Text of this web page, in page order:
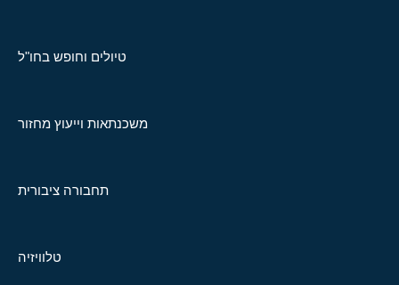
טיולים וחופש בחו"ל
משכנתאות וייעוץ מחזור
תחבורה ציבורית
טלוויזיה